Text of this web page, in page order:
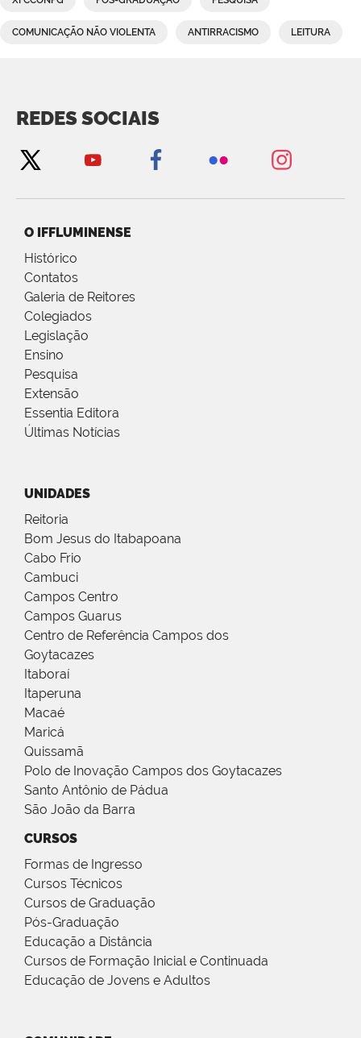
COMUNICAÇÃO NÃO VIOLENTA ANTIRRACISMO LEITURA
REDES SOCIAIS
O IFFLUMINENSE
Histórico
Contatos
Galeria de Reitores
Colegiados
Legislação
Ensino
Pesquisa
Extensão
Essentia Editora
Últimas Notícias
UNIDADES
Reitoria
Bom Jesus do Itabapoana
Cabo Frio
Cambuci
Campos Centro
Campos Guarus
Centro de Referência Campos dos
Goytacazes
Itaboraí
Itaperuna
Macaé
Maricá
Quissamã
Polo de Inovação Campos dos Goytacazes
Santo Antônio de Pádua
São João da Barra
CURSOS
Formas de Ingresso
Cursos Técnicos
Cursos de Graduação
Pós-Graduação
Educação a Distância
Cursos de Formação Inicial e Continuada
Educação de Jovens e Adultos